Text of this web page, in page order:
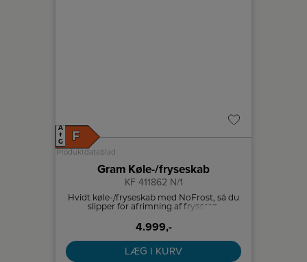
A
↑
G
F
Produktdatablad
Gram Køle-/fryseskab
KF 411862 N/1
Hvidt køle-/fryseskab med NoFrost, så du
slipper for afrimning af fryseren.
4.999,-
LÆG I KURV